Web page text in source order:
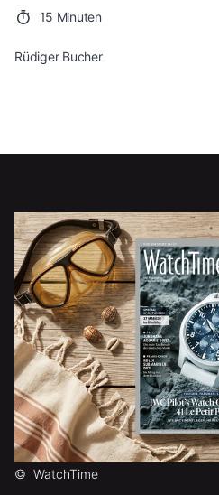
15 Minuten
Rüdiger Bucher
© WatchTime